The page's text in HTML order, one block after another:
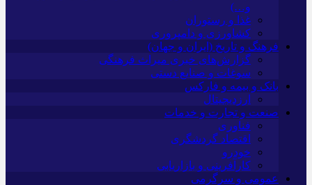
و…)
غذا و رستوران
کشاورزی و دامپروری
فرهنگ و تاریخ (ایران و جهان)
گزارش‌های خبری میراث فرهنگی
سوغات و صنایع دستی
بانک و بیمه و فارکس
ارزدیجیتال
صنعت و تجارت و خدمات
فناوری
اقتصاد گردشگری
خودرو
کارآفرینی و بازاریابی
عمومی و سرگرمی